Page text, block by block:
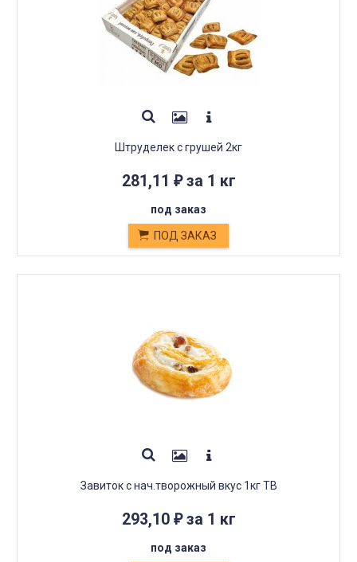
Штруделек с грушей 2кг
281,11 ₽за 1 кг
под заказ
ПОД ЗАКАЗ
Завиток с нач.творожный вкус 1кг ТВ
293,10 ₽за 1 кг
под заказ